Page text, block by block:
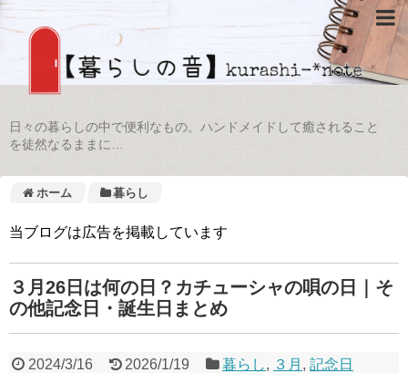
日々の暮らしの中で便利なもの。ハンドメイドして癒されること
を徒然なるままに…
ホーム 暮らし
当ブログは広告を掲載しています
３月26日は何の日？カチューシャの唄の日｜そ
の他記念日・誕生日まとめ
2024/3/16 2026/1/19 暮らし, ３月 ,記念日